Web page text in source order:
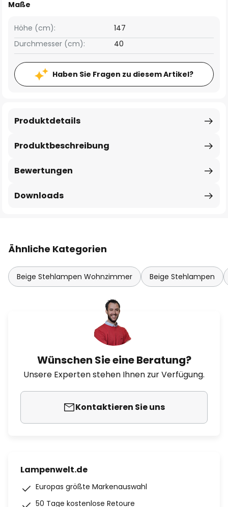
Maße
Höhe (cm):
147
Durchmesser (cm):
40
Haben Sie Fragen zu diesem Artikel?
Produktbeschreibung
Produktdetails
Bewertungen
Downloads
Ähnliche Kategorien
Beige Stehlampen Wohnzimmer Beige Stehlampen
Wünschen Sie eine Beratung?
Unsere Experten stehen Ihnen zur Verfügung.
Kontaktieren Sie uns
Lampenwelt.de
Europas größte Markenauswahl
50 Tage kostenlose Retoure